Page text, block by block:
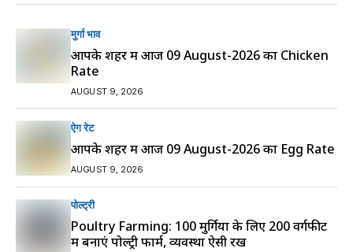
मुर्गा भाव
आपके शहर में आज 09 August-2026 का Chicken
Rate
AUGUST 9, 2026
ऐग रेट
आपके शहर में आज 09 August-2026 का Egg Rate
AUGUST 9, 2026
पोल्ट्री
Poultry Farming: 100 मुर्गियों के लिए 200 वर्गफीट
में बनाएं पोल्ट्री फार्म, व्यवस्था ऐसी रखें